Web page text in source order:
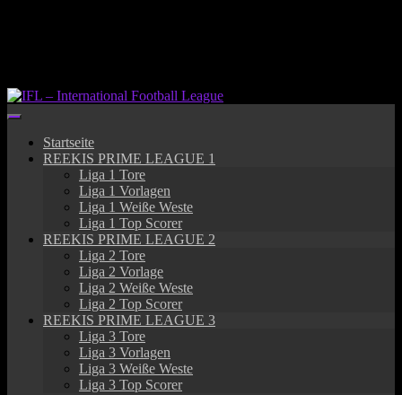
Startseite
REEKIS PRIME LEAGUE 1
Liga 1 Tore
Liga 1 Vorlagen
Liga 1 Weiße Weste
Liga 1 Top Scorer
REEKIS PRIME LEAGUE 2
Liga 2 Tore
Liga 2 Vorlage
Liga 2 Weiße Weste
Liga 2 Top Scorer
REEKIS PRIME LEAGUE 3
Liga 3 Tore
Liga 3 Vorlagen
Liga 3 Weiße Weste
Liga 3 Top Scorer